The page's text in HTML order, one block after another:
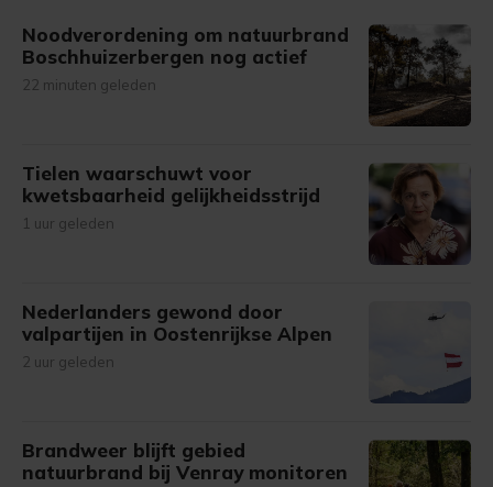
Noodverordening om natuurbrand
Boschhuizerbergen nog actief
22 minuten geleden
Tielen waarschuwt voor
kwetsbaarheid gelijkheidsstrijd
1 uur geleden
Nederlanders gewond door
valpartijen in Oostenrijkse Alpen
2 uur geleden
Brandweer blijft gebied
natuurbrand bij Venray monitoren